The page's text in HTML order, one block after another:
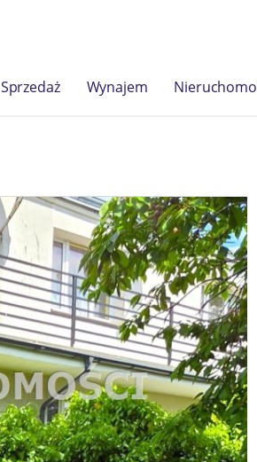
Sprzedaż Wynajem